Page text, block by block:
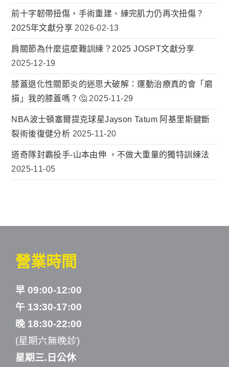
前十字韌帶扭傷，手術重建、練完肌力仍再次扭傷？
2025年文獻分享 2026-02-13
肩關節為什麼這麼難訓練？2025 JOSPT文獻分享
2025-12-19
膝蓋退化性關節炎的迷思大破解：運動治療真的會「磨
損」我的膝蓋嗎？🤔 2025-11-29
NBA波士頓塞爾提克球星Jayson Tatum 阿基里斯腱斷
裂術後復健分析 2025-11-20
道奇隊封霸投手-山本由伸 ，不做大重量的獨特訓練法
2025-11-05
營業時間
早 09:00-12:00
午 13:30-17:00
晚 18:30-22:00
(星期六無晚診)
星期三.日公休